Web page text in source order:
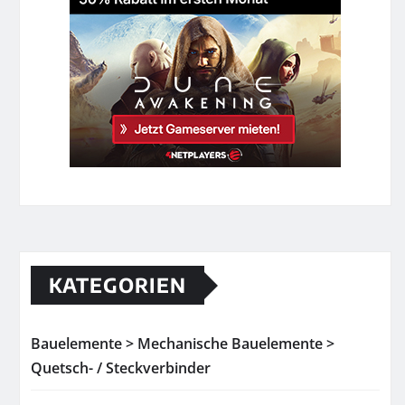
KATEGORIEN
Bauelemente > Mechanische Bauelemente >
Quetsch- / Steckverbinder